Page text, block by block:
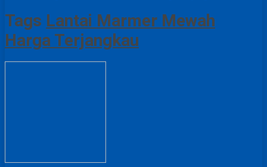
Tags Lantai Marmer Mewah
Harga Terjangkau